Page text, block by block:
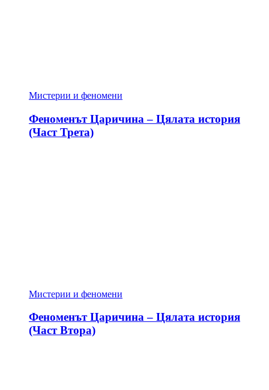
Мистерии и феномени
Феноменът Царичина – Цялата история
(Част Трета)
Мистерии и феномени
Феноменът Царичина – Цялата история
(Част Втора)